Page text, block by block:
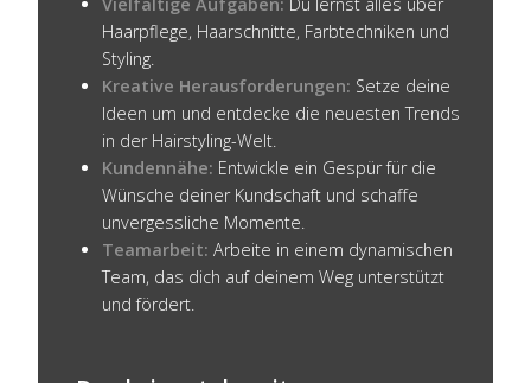
Haarpflege, Haarschnitte, Farbtechniken und
Styling.
Kreative Herausforderungen: Setze deine
Ideen um und entdecke die neuesten Trends
in der Hairstyling-Welt.
Kundennähe: Entwickle ein Gespür für die
Wünsche deiner Kundschaft und schaffe
unvergessliche Momente.
Teamarbeit: Arbeite in einem dynamischen
Team, das dich auf deinem Weg unterstützt
und fördert.